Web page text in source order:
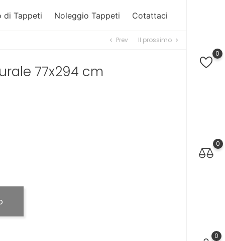
0
0
0
di Tappeti Noleggio Tappeti Cotattaci
chevron_left Prev Il prossimo chevron_right
77x294 cm